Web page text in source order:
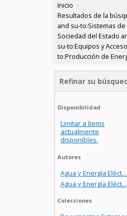
Inicio ›
Resultados de la
and su-to:Sistemas de
Sociedad del Estado
su-to:Equipos y
to:Producción de
Refinar su
Disponibilidad
Limitar a ítems
actualmente
disponibles.
Autores
Agua y Energía Eléct...
Agua y Energía Eléct...
Colecciones